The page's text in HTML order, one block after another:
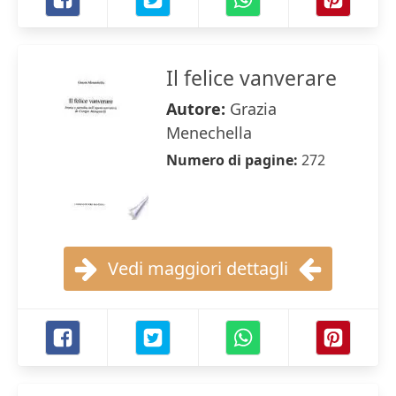
Il felice vanverare
Autore: Grazia
Menechella
Numero di pagine: 272
Vedi maggiori dettagli